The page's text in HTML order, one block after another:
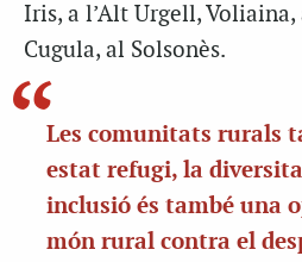
Iris, a l’Alt Urgell, Voliaina,
Cugula, al Solsonès.
Les comunitats rurals
estat refugi, la
inclusió és també una
món rural contra el